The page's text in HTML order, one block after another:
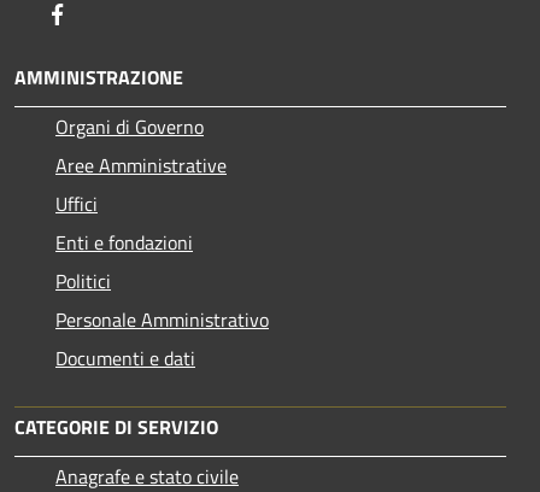
AMMINISTRAZIONE
Organi di Governo
Aree Amministrative
Uffici
Enti e fondazioni
Politici
Personale Amministrativo
Documenti e dati
CATEGORIE DI SERVIZIO
Anagrafe e stato civile